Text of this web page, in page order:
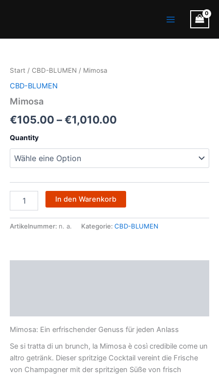
Menu
Start / CBD-BLUMEN / Mimosa
CBD-BLUMEN
Mimosa
€105.00 –€1,010.00
Quantity
In den Warenkorb
Artikelnummer: n. a. Kategorie: CBD-BLUMEN
Mimosa: Ein erfrischender Genuss für jeden Anlass
Se si tratta di un brunch, la Mimosa è così credibile come un
altro getränk. Dieser spritzige Cocktail vereint die Frische
von Champagner mit der spritzigen Süße von frisch